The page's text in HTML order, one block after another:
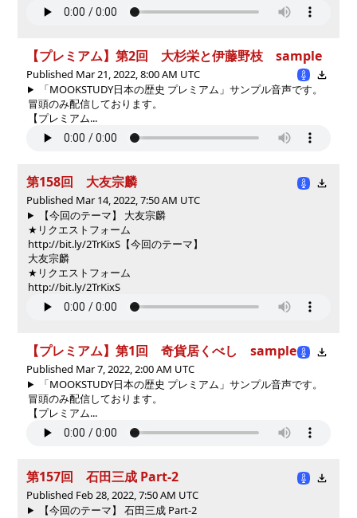
【プレミアム】第2回 大杉栄と伊藤野枝 sample
Published Mar 21, 2022, 8:00 AM UTC
「MOOKSTUDY日本の歴史 プレミアム」サンプル音声です。
冒頭のみ配信しております。
【プレミアム...
第158回 大友宗麟
Published Mar 14, 2022, 7:50 AM UTC
【今回のテーマ】 大友宗麟
★リクエストフォーム
http://bit.ly/2TrKixS 【今回のテーマ】
大友宗麟
★リクエストフォーム
http://bit.ly/2TrKixS
【プレミアム】第1回 奇貨居くべし sample
Published Mar 7, 2022, 2:00 AM UTC
「MOOKSTUDY日本の歴史 プレミアム」サンプル音声です。
冒頭のみ配信しております。
【プレミアム...
第157回 石田三成 Part-2
Published Feb 28, 2022, 7:50 AM UTC
【今回のテーマ】 石田三成 Part-2